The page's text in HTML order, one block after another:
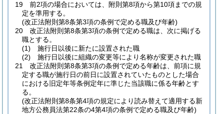
19
前2項の場合においては、附則第8項から第10項までの規
定を準用する。
(改正法附則第8条第3項の条例で定める職及び年齢)
20
改正法附則第8条第3項の条例で定める職は、次に掲げる
職とする。
(1)
施行日以後に新たに設置された職
(2)
施行日以後に組織の変更等により名称が変更された職
21
改正法附則第8条第3項の条例で定める年齢は、前項に規
定する職が施行日の前日に設置されていたものとした場合
における旧定年等条例定年に準じた当該職に係る年齢とす
る。
(改正法附則第8条第4項の規定により読み替えて適用する新
地方公務員法第22条の4第4項の条例で定める職及び年齢)